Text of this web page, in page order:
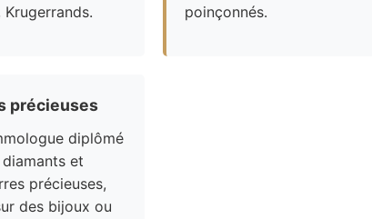
poinçonnés.
précieuses
diplômé
et
précieuses,
des bijoux ou